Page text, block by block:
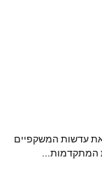
עדשות המשקפיים